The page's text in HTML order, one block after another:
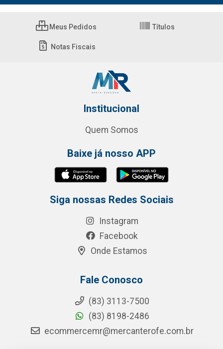
Meus Pedidos Títulos
Notas Fiscais
Institucional
Quem Somos
Baixe já nosso APP
Siga nossas Redes Sociais
Instagram
Facebook
Onde Estamos
Fale Conosco
(83) 3113-7500
(83) 8198-2486
ecommercemr@mercanterofe.com.br